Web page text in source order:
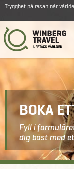
Trygghet på resan när
BOKA
Fyll i
dig bäst med